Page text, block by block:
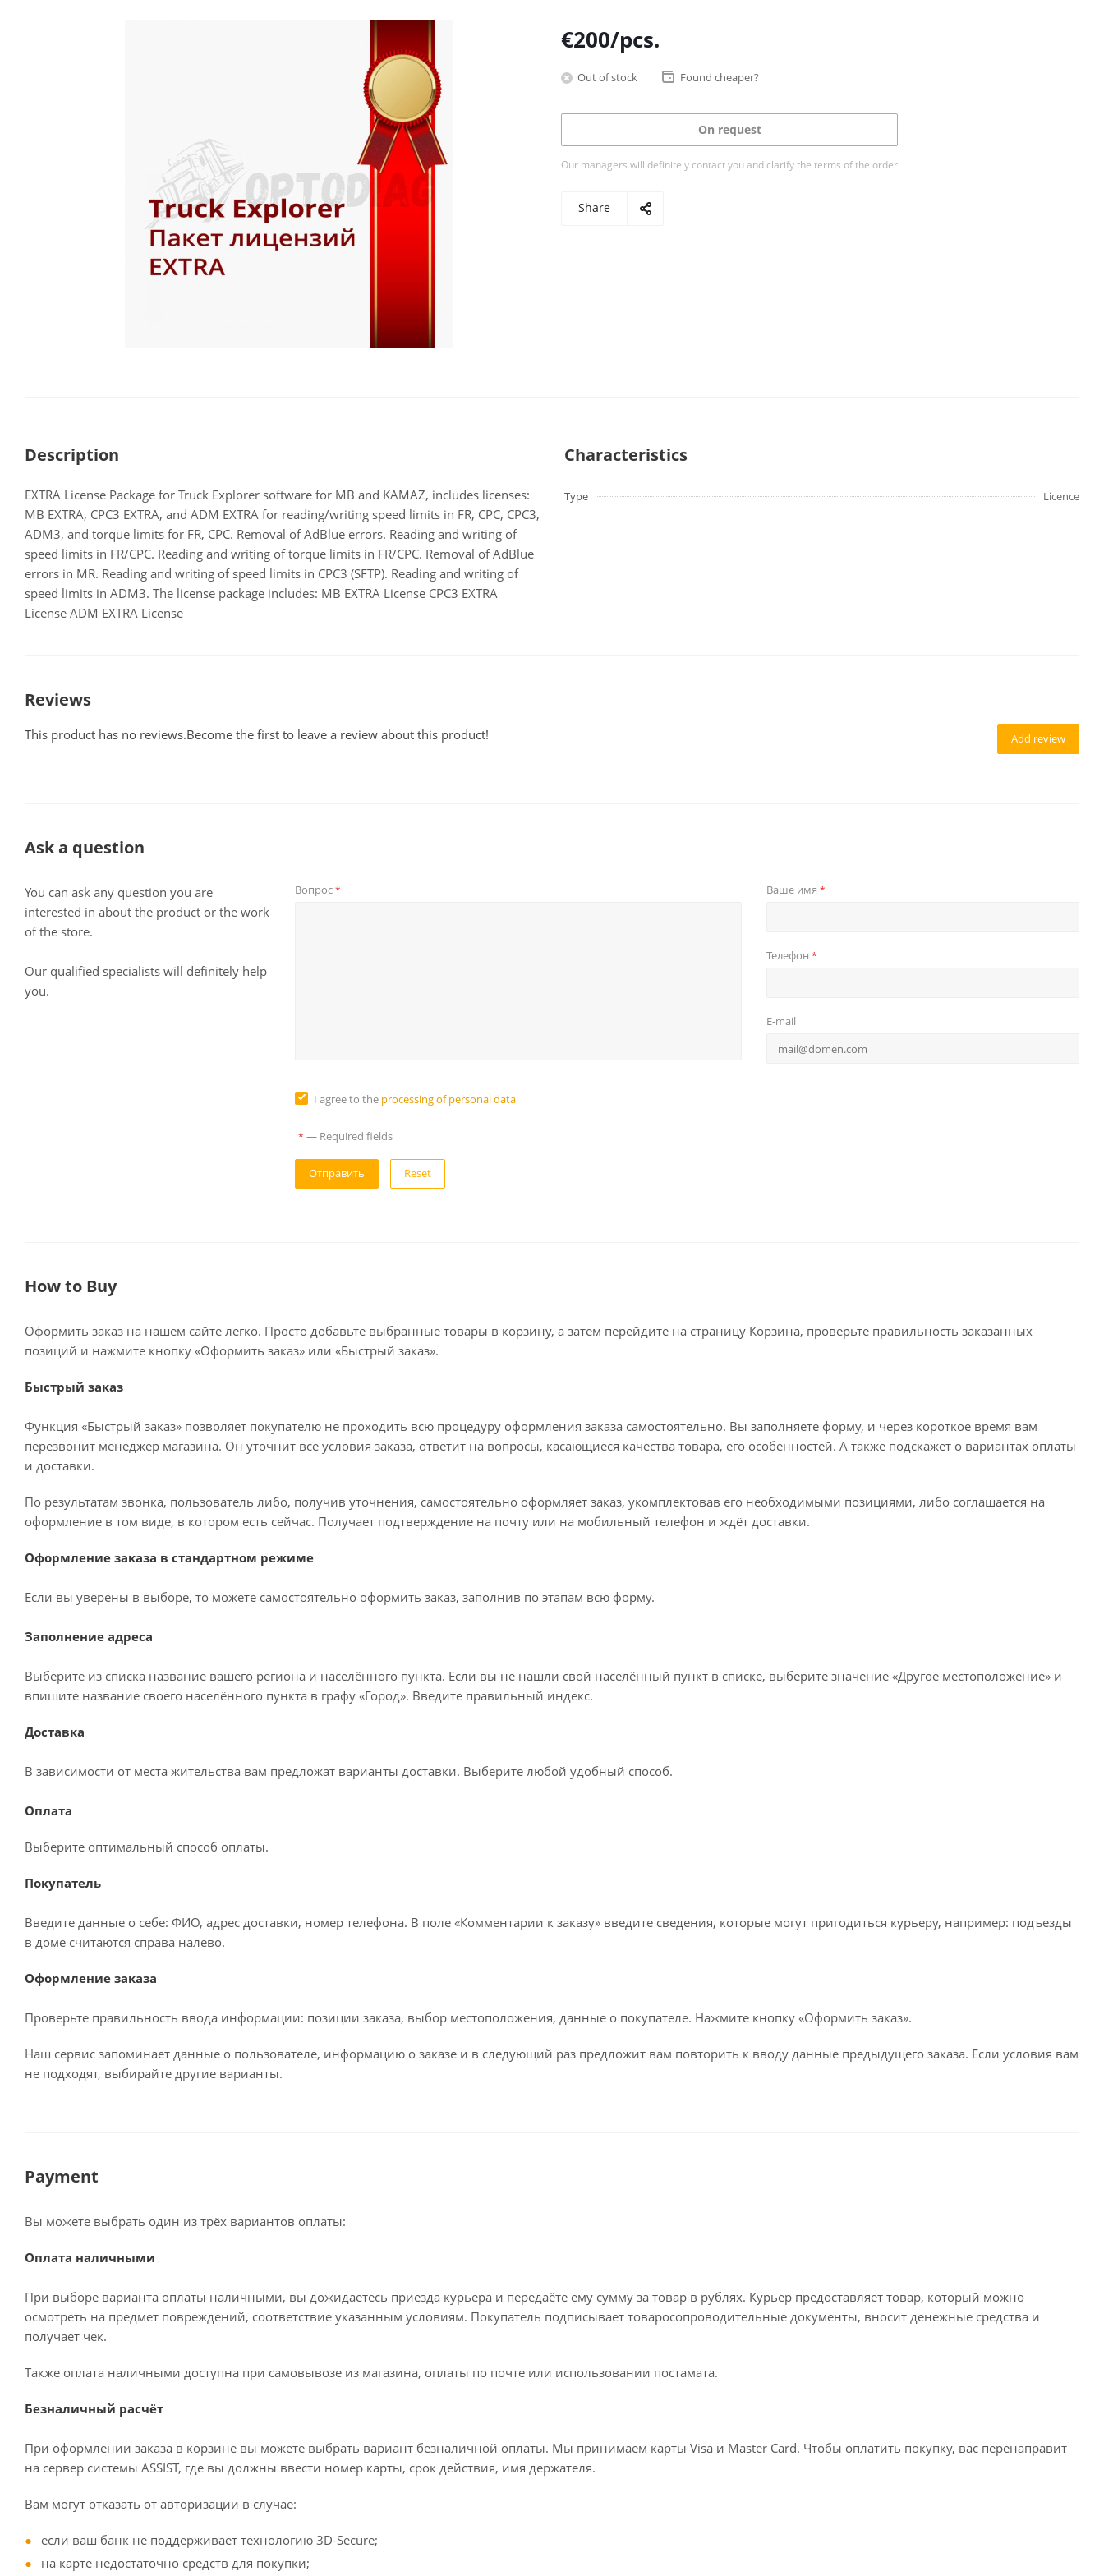
€200/pcs.
Out of stock Found cheaper?
On request
Our managers will definitely contact you and clarify the terms of the order
Share
Description
EXTRA License Package for Truck Explorer software for MB and KAMAZ, includes licenses:
MB EXTRA, CPC3 EXTRA, and ADM EXTRA for reading/writing speed limits in FR, CPC, CPC3,
ADM3, and torque limits for FR, CPC. Removal of AdBlue errors. Reading and writing of
speed limits in FR/CPC. Reading and writing of torque limits in FR/CPC. Removal of AdBlue
errors in MR. Reading and writing of speed limits in CPC3 (SFTP). Reading and writing of
speed limits in ADM3. The license package includes: MB EXTRA License CPC3 EXTRA
License ADM EXTRA License
Characteristics
Type Licence
Reviews
Add review
This product has no reviews.Become the first to leave a review about this product!
Ask a question
You can ask any question you are
interested in about the product or the work
of the store.
Our qualified specialists will definitely help
you.
Вопрос* Ваше имя*
Телефон*
E-mail
I agree to the processing of personal data
* — Required fields
Reset
How to Buy
Оформить заказ на нашем сайте легко. Просто добавьте выбранные товары в корзину, а затем перейдите на страницу Корзина, проверьте правильность заказанных
позиций и нажмите кнопку «Оформить заказ» или «Быстрый заказ».
Быстрый заказ
Функция «Быстрый заказ» позволяет покупателю не проходить всю процедуру оформления заказа самостоятельно. Вы заполняете форму, и через короткое время вам
перезвонит менеджер магазина. Он уточнит все условия заказа, ответит на вопросы, касающиеся качества товара, его особенностей. А также подскажет о вариантах оплаты
и доставки.
По результатам звонка, пользователь либо, получив уточнения, самостоятельно оформляет заказ, укомплектовав его необходимыми позициями, либо соглашается на
оформление в том виде, в котором есть сейчас. Получает подтверждение на почту или на мобильный телефон и ждёт доставки.
Оформление заказа в стандартном режиме
Если вы уверены в выборе, то можете самостоятельно оформить заказ, заполнив по этапам всю форму.
Заполнение адреса
Выберите из списка название вашего региона и населённого пункта. Если вы не нашли свой населённый пункт в списке, выберите значение «Другое местоположение» и
впишите название своего населённого пункта в графу «Город». Введите правильный индекс.
Доставка
В зависимости от места жительства вам предложат варианты доставки. Выберите любой удобный способ.
Оплата
Выберите оптимальный способ оплаты.
Покупатель
Введите данные о себе: ФИО, адрес доставки, номер телефона. В поле «Комментарии к заказу» введите сведения, которые могут пригодиться курьеру, например: подъезды
в доме считаются справа налево.
Оформление заказа
Проверьте правильность ввода информации: позиции заказа, выбор местоположения, данные о покупателе. Нажмите кнопку «Оформить заказ».
Наш сервис запоминает данные о пользователе, информацию о заказе и в следующий раз предложит вам повторить к вводу данные предыдущего заказа. Если условия вам
не подходят, выбирайте другие варианты.
Payment
Вы можете выбрать один из трёх вариантов оплаты:
Оплата наличными
При выборе варианта оплаты наличными, вы дожидаетесь приезда курьера и передаёте ему сумму за товар в рублях. Курьер предоставляет товар, который можно
осмотреть на предмет повреждений, соответствие указанным условиям. Покупатель подписывает товаросопроводительные документы, вносит денежные средства и
получает чек.
Также оплата наличными доступна при самовывозе из магазина, оплаты по почте или использовании постамата.
Безналичный расчёт
При оформлении заказа в корзине вы можете выбрать вариант безналичной оплаты. Мы принимаем карты Visa и Master Card. Чтобы оплатить покупку, вас перенаправит
на сервер системы ASSIST, где вы должны ввести номер карты, срок действия, имя держателя.
Вам могут отказать от авторизации в случае:
если ваш банк не поддерживает технологию 3D-Secure;
на карте недостаточно средств для покупки;